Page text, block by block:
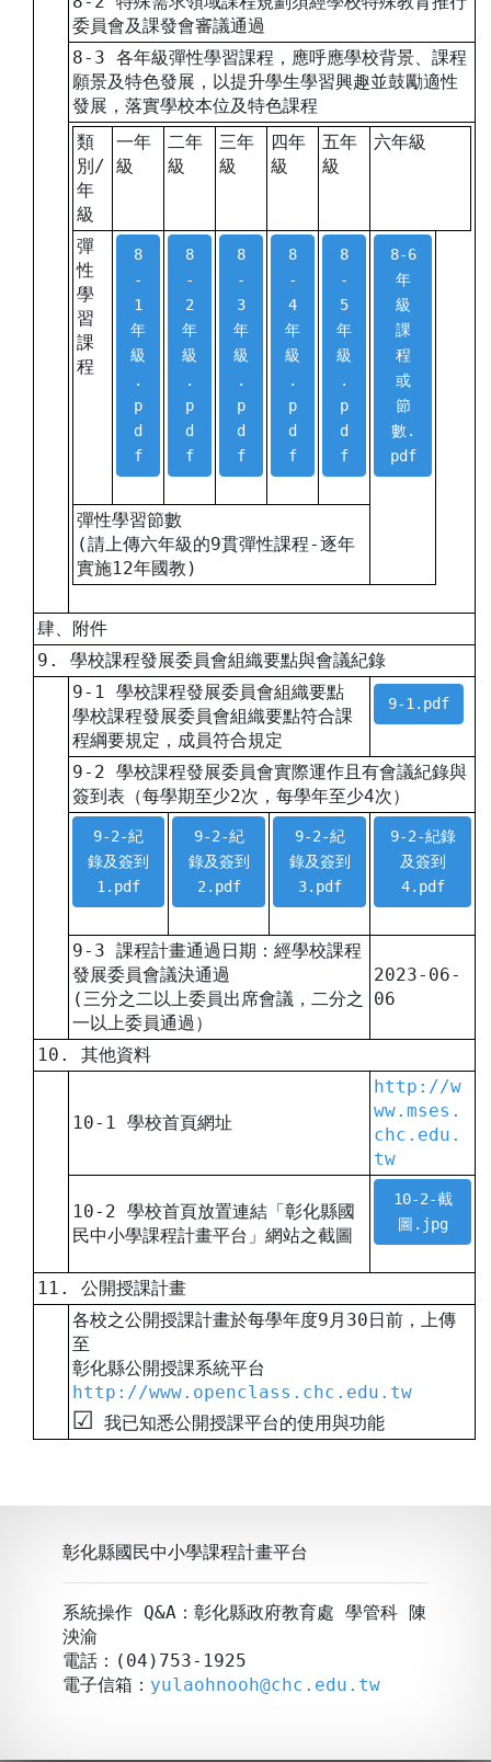
委員會及課發會審議通過
8-3 各年級彈性學習課程，應呼應學校背景、課程
願景及特色發展，以提升學生學習興趣並鼓勵適性
發展，落實學校本位及特色課程
類
別/
年
級
一年
級
二年
級
三年
級
四年
級
五年
級
六年級
彈
性
學
習
課
程
8
-
1
年
級
.
p
d
f
8
-
2
年
級
.
p
d
f
8
-
3
年
級
.
p
d
f
8
-
4
年
級
.
p
d
f
8
-
5
年
級
.
p
d
f
8-6
年
級
課
程
或
節
數.
pdf
彈性學習節數
(請上傳六年級的9貫彈性課程-逐年
實施12年國教)
肆、附件
9. 學校課程發展委員會組織要點與會議紀錄
9-1 學校課程發展委員會組織要點
學校課程發展委員會組織要點符合課
程綱要規定，成員符合規定
9-1.pdf
9-2 學校課程發展委員會實際運作且有會議紀錄與
簽到表（每學期至少2次，每學年至少4次）
9-2-紀
錄及簽到
1.pdf
9-2-紀
錄及簽到
2.pdf
9-2-紀
錄及簽到
3.pdf
9-2-紀錄
及簽到
4.pdf
9-3 課程計畫通過日期：經學校課程
發展委員會議決通過
(三分之二以上委員出席會議，二分之
一以上委員通過）
2023-06-
06
10. 其他資料
10-1 學校首頁網址
http://w
ww.mses.
chc.edu.
tw
10-2 學校首頁放置連結「彰化縣國
民中小學課程計畫平台」網站之截圖
10-2-截
圖.jpg
11. 公開授課計畫
各校之公開授課計畫於每學年度9月30日前，上傳
至
彰化縣公開授課系統平台
http://www.openclass.chc.edu.tw
☑︎ 我已知悉公開授課平台的使用與功能
彰化縣國民中小學課程計畫平台
系統操作 Q&A：彰化縣政府教育處 學管科 陳
泱渝
電話：(04)753-1925
電子信箱： yulaohnooh@chc.edu.tw